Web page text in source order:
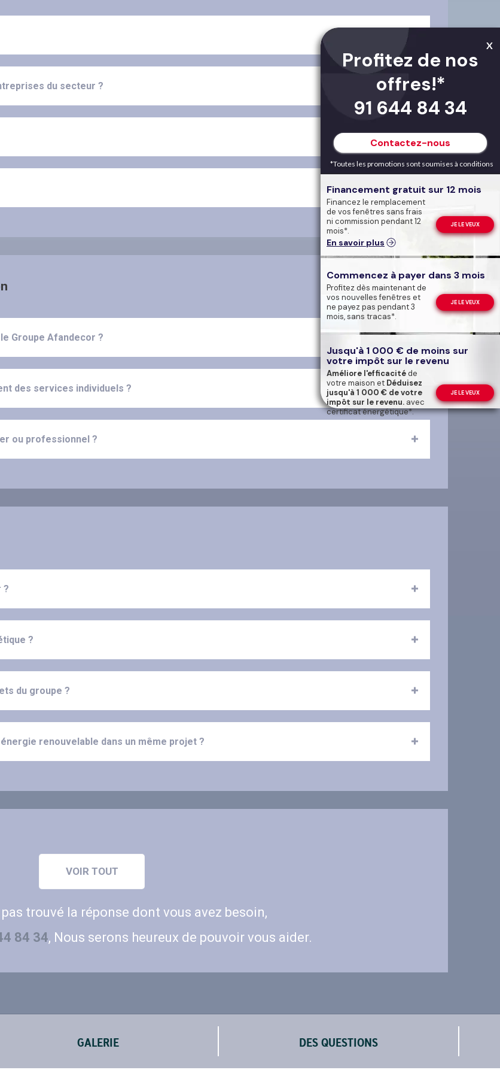
du secteur ?
Groupe Afandecor ?
des services individuels ?
ou professionnel ?
?
?
du groupe ?
renouvelable dans un même projet ?
pas trouvé la réponse dont vous avez besoin,
84 34, Nous serons heureux de pouvoir vous aider.
GALERIE DES QUESTIONS
Profitez de nos
offres!*
91 644 84 34
X
Contactez-nous
*Toutes les promotions sont soumises à conditions
Financement gratuit sur 12 mois
Financez le remplacement
de vos fenêtres sans frais
ni commission pendant 12
mois*.
En savoir plus
JE LE VEUX
Commencez à payer dans 3 mois
Profitez dès maintenant de
vos nouvelles fenêtres et
ne payez pas pendant 3
mois, sans tracas*.
JE LE VEUX
Jusqu'à 1 000 € de moins sur
votre impôt sur le revenu
Améliore l'efficacitéde
votre maison et Déduisez
jusqu'à 1 000 € de votre
impôt sur le revenu. avec
certificat énergétique*.
JE LE VEUX